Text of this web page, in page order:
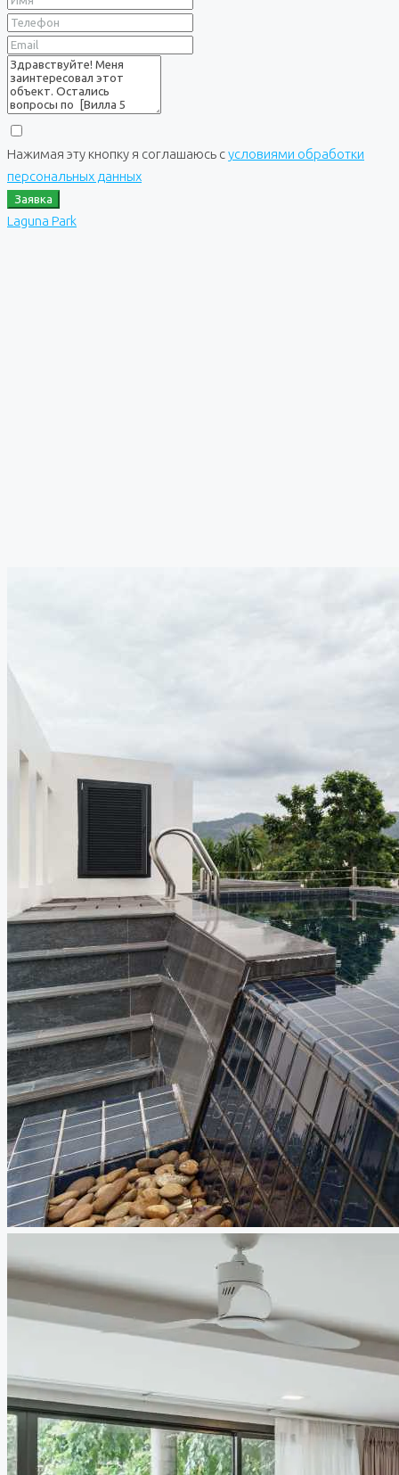
Нажимая эту кнопку я соглашаюсь сусловиями обработки
персональных данных
Заявка
Laguna Park